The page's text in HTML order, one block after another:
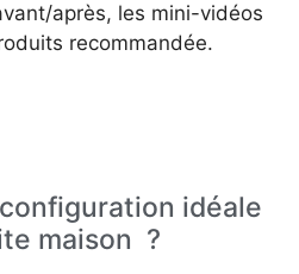
après, les mini-vidéos
recommandée.
idéale
maison ?